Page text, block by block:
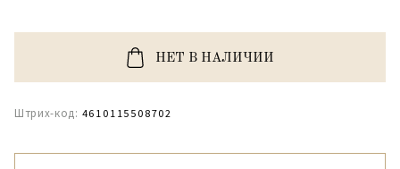
НЕТ В НАЛИЧИИ
Штрих-код: 4610115508702